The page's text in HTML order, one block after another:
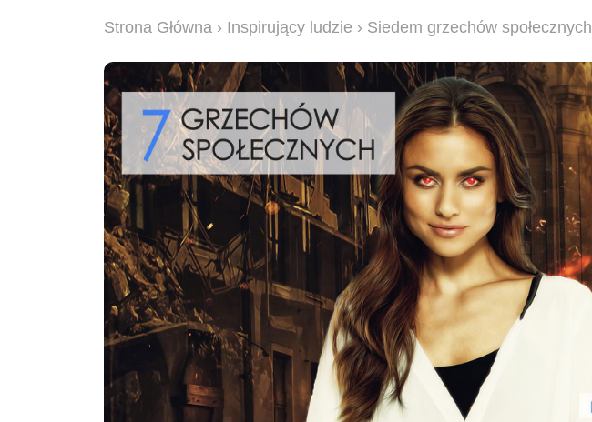
Strona Główna › Inspirujący ludzie › Siedem grzechów społecznych